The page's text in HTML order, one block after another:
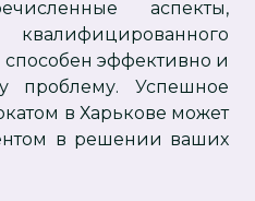
аспекты,
эффективно и
проблему. Успешное
в Харькове может
в решении ваших